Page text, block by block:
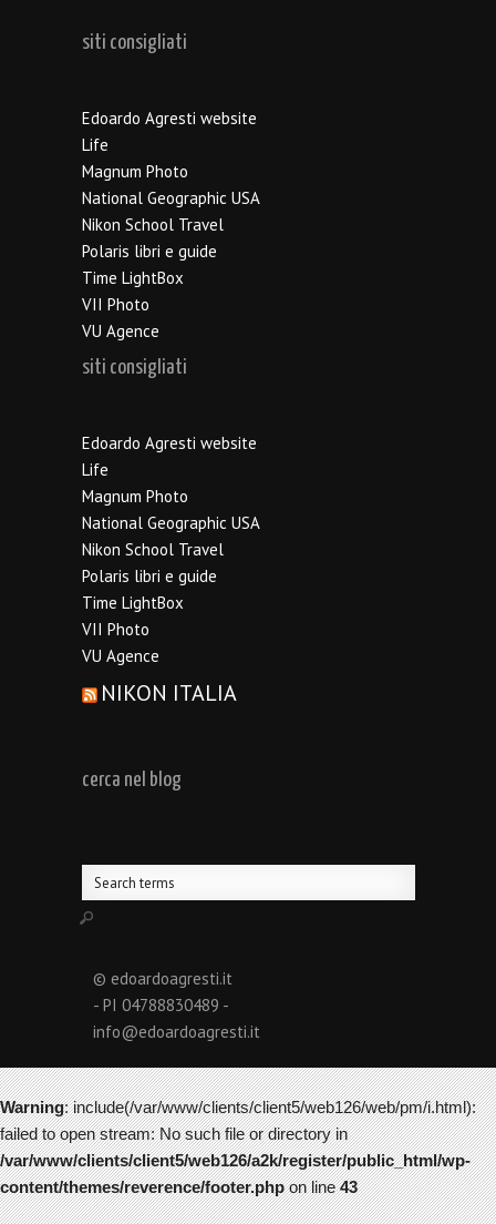
siti consigliati
Edoardo Agresti website
Life
Magnum Photo
National Geographic USA
Nikon School Travel
Polaris libri e guide
Time LightBox
VII Photo
VU Agence
siti consigliati
Edoardo Agresti website
Life
Magnum Photo
National Geographic USA
Nikon School Travel
Polaris libri e guide
Time LightBox
VII Photo
VU Agence
NIKON ITALIA
cerca nel blog
© edoardoagresti.it
- PI 04788830489 -
info@edoardoagresti.it
Warning: include(/var/www/clients/client5/web126/web/pm/i.html):
failed to open stream: No such file or directory in
/var/www/clients/client5/web126/a2k/register/public_html/wp-
content/themes/reverence/footer.phpon line43